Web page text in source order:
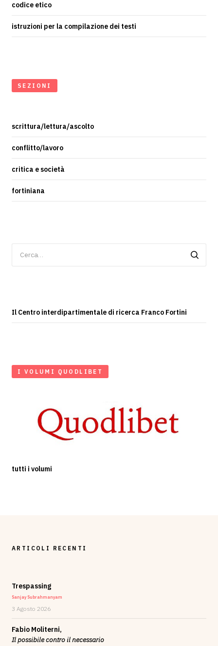
codice etico
istruzioni per la compilazione dei testi
SEZIONI
scrittura/lettura/ascolto
conflitto/lavoro
critica e società
fortiniana
per:
Il Centro interdipartimentale di ricerca Franco Fortini
I VOLUMI QUODLIBET
tutti i volumi
ARTICOLI RECENTI
Trespassing
Sanjay Subrahmanyam
3 Agosto 2026
Fabio Moliterni,
Il possibile contro il necessario